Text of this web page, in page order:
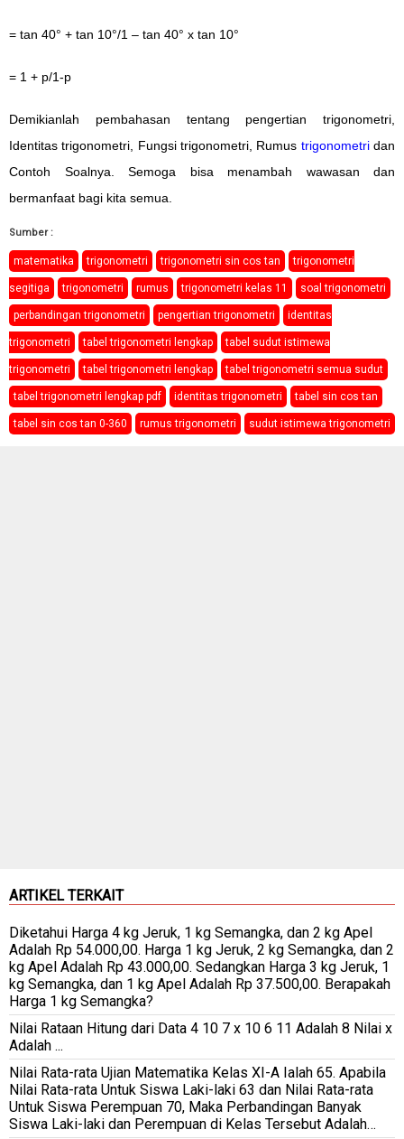
= tan 40° + tan 10°/1 – tan 40° x tan 10°
= 1 + p/1-p
Demikianlah pembahasan tentang pengertian trigonometri,
Identitas trigonometri, Fungsi trigonometri, Rumus trigonometridan
Contoh Soalnya. Semoga bisa menambah wawasan dan
bermanfaat bagi kita semua.
Sumber :
matematika trigonometri trigonometri sin cos tan trigonometri
segitiga trigonometri rumus trigonometri kelas 11 soal trigonometri
perbandingan trigonometri pengertian trigonometri identitas
trigonometri tabel trigonometri lengkap tabel sudut istimewa
trigonometri tabel trigonometri lengkap tabel trigonometri semua sudut
tabel trigonometri lengkap pdf identitas trigonometri tabel sin cos tan
tabel sin cos tan 0-360 rumus trigonometri sudut istimewa trigonometri
ARTIKEL TERKAIT
Diketahui Harga 4 kg Jeruk, 1 kg Semangka, dan 2 kg Apel
Adalah Rp 54.000,00. Harga 1 kg Jeruk, 2 kg Semangka, dan 2
kg Apel Adalah Rp 43.000,00. Sedangkan Harga 3 kg Jeruk, 1
kg Semangka, dan 1 kg Apel Adalah Rp 37.500,00. Berapakah
Harga 1 kg Semangka?
Nilai Rataan Hitung dari Data 4 10 7 x 10 6 11 Adalah 8 Nilai x
Adalah ...
Nilai Rata-rata Ujian Matematika Kelas XI-A Ialah 65. Apabila
Nilai Rata-rata Untuk Siswa Laki-laki 63 dan Nilai Rata-rata
Untuk Siswa Perempuan 70, Maka Perbandingan Banyak
Siswa Laki-laki dan Perempuan di Kelas Tersebut Adalah…